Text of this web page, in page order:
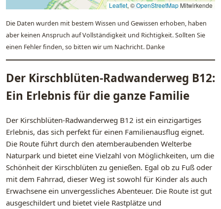
Leaflet, ©OpenStreetMap Mitwirkende
Die Daten wurden mit bestem Wissen und Gewissen erhoben, haben
aber keinen Anspruch auf Vollständigkeit und Richtigkeit. Sollten Sie
einen Fehler finden, so bitten wir um Nachricht. Danke
Der Kirschblüten-Radwanderweg B12:
Ein Erlebnis für die ganze Familie
Der Kirschblüten-Radwanderweg B12 ist ein einzigartiges
Erlebnis, das sich perfekt für einen Familienausflug eignet.
Die Route führt durch den atemberaubenden Welterbe
Naturpark und bietet eine Vielzahl von Möglichkeiten, um die
Schönheit der Kirschblüten zu genießen. Egal ob zu Fuß oder
mit dem Fahrrad, dieser Weg ist sowohl für Kinder als auch
Erwachsene ein unvergessliches Abenteuer. Die Route ist gut
ausgeschildert und bietet viele Rastplätze und